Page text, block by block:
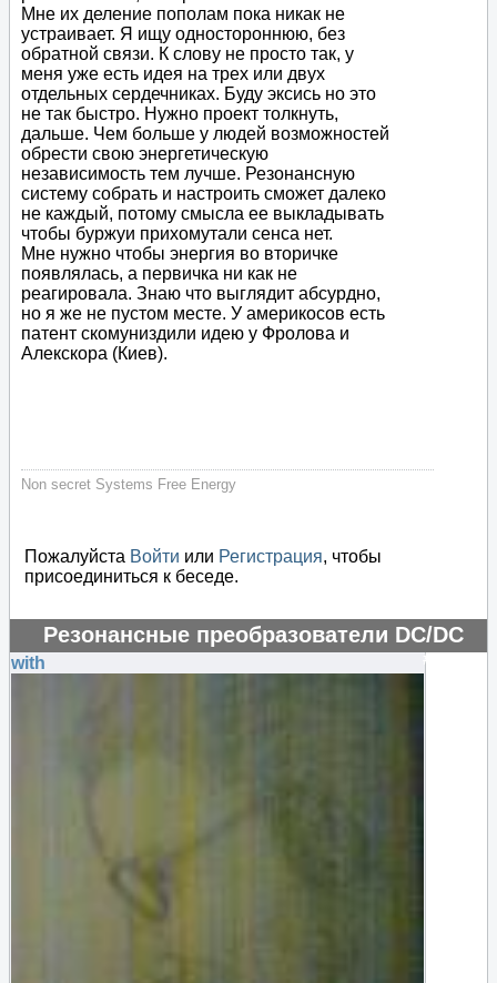
Мне их деление пополам пока никак не
устраивает. Я ищу одностороннюю, без
обратной связи. К слову не просто так, у
меня уже есть идея на трех или двух
отдельных сердечниках. Буду эксись но это
не так быстро. Нужно проект толкнуть,
дальше. Чем больше у людей возможностей
обрести свою энергетическую
независимость тем лучше. Резонансную
систему собрать и настроить сможет далеко
не каждый, потому смысла ее выкладывать
чтобы буржуи прихомутали сенса нет.
Мне нужно чтобы энергия во вторичке
появлялась, а первичка ни как не
реагировала. Знаю что выглядит абсурдно,
но я же не пустом месте. У америкосов есть
патент скомуниздили идею у Фролова и
Алекскора (Киев).
Non secret Systems Free Energy
Пожалуйста Войти или Регистрация, чтобы
присоединиться к беседе.
Резонансные преобразователи DC/DC
#48440
with